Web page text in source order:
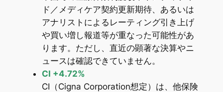
ド／メディケア契約更新期待、あるいは
アナリストによるレーティング引き上げ
や買い増し報道等が重なった可能性があ
ります。ただし、直近の顕著な決算やニ
ュースは確認できていません。
CI +4.72%
CI（Cigna Corporation想定）は、他保険